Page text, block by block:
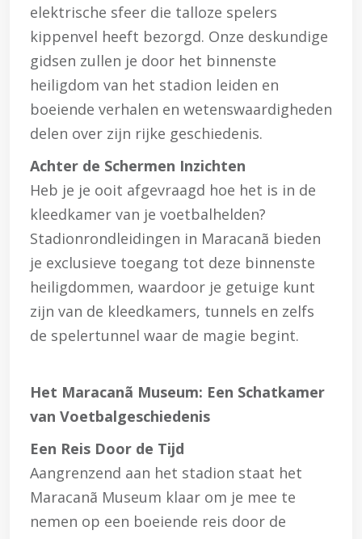
elektrische sfeer die talloze spelers
kippenvel heeft bezorgd. Onze deskundige
gidsen zullen je door het binnenste
heiligdom van het stadion leiden en
boeiende verhalen en wetenswaardigheden
delen over zijn rijke geschiedenis.
Achter de Schermen Inzichten
Heb je je ooit afgevraagd hoe het is in de
kleedkamer van je voetbalhelden?
Stadionrondleidingen in Maracanã bieden
je exclusieve toegang tot deze binnenste
heiligdommen, waardoor je getuige kunt
zijn van de kleedkamers, tunnels en zelfs
de spelertunnel waar de magie begint.
Het Maracanã Museum: Een Schatkamer
van Voetbalgeschiedenis
Een Reis Door de Tijd
Aangrenzend aan het stadion staat het
Maracanã Museum klaar om je mee te
nemen op een boeiende reis door de